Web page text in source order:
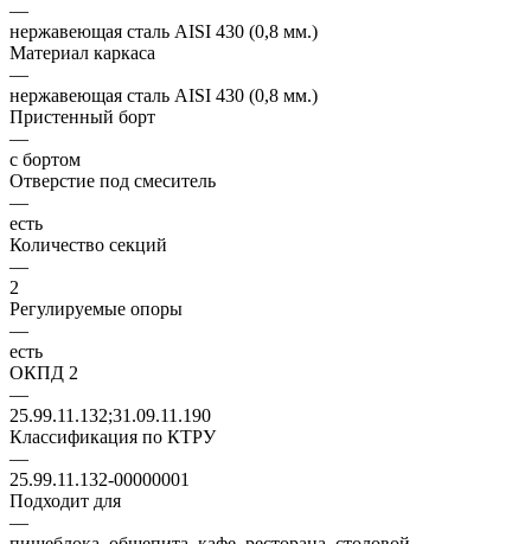
—
нержавеющая сталь AISI 430 (0,8 мм.)
Материал каркаса
—
нержавеющая сталь AISI 430 (0,8 мм.)
Пристенный борт
—
с бортом
Отверстие под смеситель
—
есть
Количество секций
—
2
Регулируемые опоры
—
есть
ОКПД 2
—
25.99.11.132;31.09.11.190
Классификация по КТРУ
—
25.99.11.132-00000001
Подходит для
—